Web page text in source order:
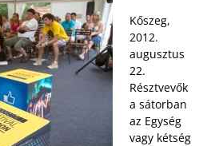
Kőszeg,
2012.
augusztus
22.
Résztvevők
a sátorban
az Egység
vagy kétség